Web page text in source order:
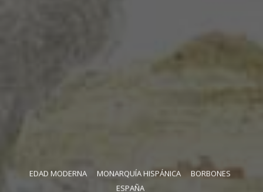
EDAD MODERNA MONARQUÍA HISPÁNICA
BORBONES
ESPAÑA